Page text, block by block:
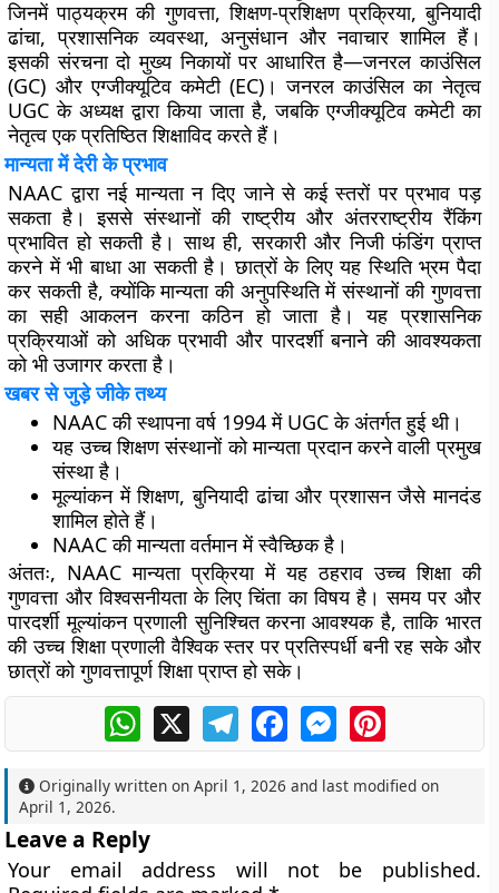
जिनमें पाठ्यक्रम की गुणवत्ता, शिक्षण-प्रशिक्षण प्रक्रिया, बुनियादी
ढांचा, प्रशासनिक व्यवस्था, अनुसंधान और नवाचार शामिल हैं।
इसकी संरचना दो मुख्य निकायों पर आधारित है—जनरल काउंसिल
(GC) और एग्जीक्यूटिव कमेटी (EC)। जनरल काउंसिल का नेतृत्व
UGC के अध्यक्ष द्वारा किया जाता है, जबकि एग्जीक्यूटिव कमेटी का
नेतृत्व एक प्रतिष्ठित शिक्षाविद करते हैं।
मान्यता में देरी के प्रभाव
NAAC द्वारा नई मान्यता न दिए जाने से कई स्तरों पर प्रभाव पड़
सकता है। इससे संस्थानों की राष्ट्रीय और अंतरराष्ट्रीय रैंकिंग
प्रभावित हो सकती है। साथ ही, सरकारी और निजी फंडिंग प्राप्त
करने में भी बाधा आ सकती है। छात्रों के लिए यह स्थिति भ्रम पैदा
कर सकती है, क्योंकि मान्यता की अनुपस्थिति में संस्थानों की गुणवत्ता
का सही आकलन करना कठिन हो जाता है। यह प्रशासनिक
प्रक्रियाओं को अधिक प्रभावी और पारदर्शी बनाने की आवश्यकता
को भी उजागर करता है।
खबर से जुड़े जीके तथ्य
NAAC की स्थापना वर्ष 1994 में UGC के अंतर्गत हुई थी।
यह उच्च शिक्षण संस्थानों को मान्यता प्रदान करने वाली प्रमुख
संस्था है।
मूल्यांकन में शिक्षण, बुनियादी ढांचा और प्रशासन जैसे मानदंड
शामिल होते हैं।
NAAC की मान्यता वर्तमान में स्वैच्छिक है।
अंततः, NAAC मान्यता प्रक्रिया में यह ठहराव उच्च शिक्षा की
गुणवत्ता और विश्वसनीयता के लिए चिंता का विषय है। समय पर और
पारदर्शी मूल्यांकन प्रणाली सुनिश्चित करना आवश्यक है, ताकि भारत
की उच्च शिक्षा प्रणाली वैश्विक स्तर पर प्रतिस्पर्धी बनी रह सके और
छात्रों को गुणवत्तापूर्ण शिक्षा प्राप्त हो सके।
WhatsApp
X TelegramFacebookMessengerPinterest
Originally written onApril 1, 2026 and last modified on
April 1, 2026.
Leave a Reply
Your email address will not be published.